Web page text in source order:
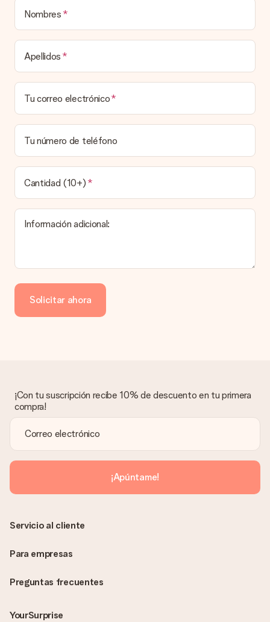
está listo para ser entregado o enviarse directamente al
Tiempo de entrega, opciones de entrega y
costos de envío.
¿Puedo elegir una fecha de entrega?
Elegir la fecha exacta de entrega no es posible. Una vez
personalizado y completado tu pedido, recibirás una
confirmación con las fechas estimadas de entrega. Una vez
que el pedido haya sido enviado, será la empresa de
transportes la encargada de entregar el regalo.
¿Cuál es el tiempo de entrega y cuándo recibo mi
obsequio?
El tiempo de entrega se puede encontrar en la página del
producto del regalo.
¿Cómo puedo pagar mi pedido?
de crédito o transferencia bancaria. En caso de elegir
transferencia bancaria, ten en cuenta 3 días adicionales para la
entrega de tu regalo.
asunto contigo. Ponte en contacto con nuestro equipo de
atención al cliente por teléfono, correo electrónico o chat y
buscaremos una solución adecuada para ti.
¿Se envía la factura junto con el pedido?
La factura y cualquier otra información relativa a tu regalo se
enviará únicamente por correo electrónico. El regalo se enviará
sin ninguna información adicional Así, evitaremos que la
persona que recibe el regalo la vea. ¡No le enviaremos nada
más que su increíble regalo! ¿Quieres que sepa quién se lo
Nombres
Apellidos
Tu correo electrónico
Tu número de teléfono
Cantidad (10+)
Información adicional:
Solicitar ahora
¡Con tu suscripción recibe 10% de descuento en tu primera
compra!
¡Apúntame!
Preguntas frecuentes
YourSurprise
Servicio al cliente
Para empresas